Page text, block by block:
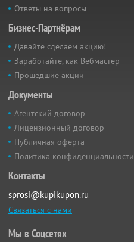
Ответы на вопросы
Бизнес-Партнёрам
Давайте сделаем акцию!
Заработайте, как Вебмастер
Прошедшие акции
Документы
Агентский договор
Лицензионный договор
Публичная оферта
Политика конфиденциальности
Контакты
sprosi@kupikupon.ru
Связаться с нами
Мы в Соцсетях